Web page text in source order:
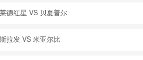
德红星 VS 贝夏普尔
拉发 VS 米亚尔比